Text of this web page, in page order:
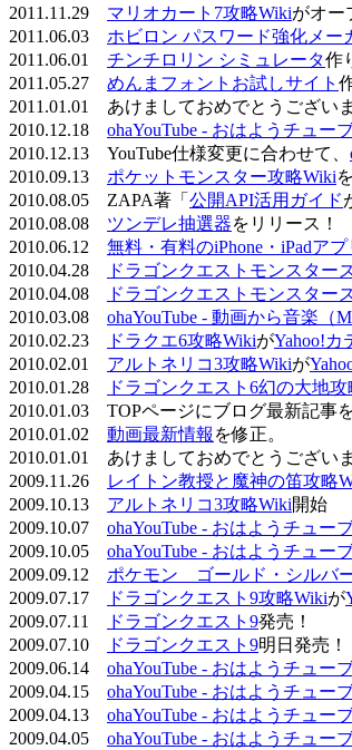
2011.11.29 マリオカート7攻略Wikiがオー
2011.06.03 ホビロン パスワード強化メー
2011.06.01 チンチロリン シミュレータ作
2011.05.27 めんまフォントお試しサイト
2011.01.01 あけましておめでとうござい
2010.12.18 ohaYouTube - おはようチュー
2010.12.13 YouTube仕様変更に合わせて、
2010.09.13 ポケットモンスター攻略Wiki
2010.08.05 ZAPA著「 公開API活用ガイド
2010.08.08 ツンデレ抽選器をリリース！
2010.06.12 無料・有料のiPhone・iPadア
2010.04.28
ドラゴンクエストモンスター
2010.04.08
ドラゴンクエストモンスター
2010.03.08 ohaYouTube - 動画から音楽（
2010.02.23
ドラクエ6攻略WikiがYahoo!カ
2010.02.01 アルトネリコ3攻略Wikiが
2010.01.28
ドラゴンクエスト6幻の大地攻
2010.01.03 TOPページにブログ最新記事を
2010.01.02 動画最新情報 を修正。
2010.01.01 あけましておめでとうござい
2009.11.26
レイトン教授と魔神の笛攻略
2009.10.13 アルトネリコ3攻略Wiki開始
2009.10.07 ohaYouTube - おはようチュー
2009.10.05 ohaYouTube - おはようチュー
2009.09.12 ポケモン ゴールド・シルバ
2009.07.17
ドラゴンクエスト9攻略Wikiが
2009.07.11
ドラゴンクエスト9発売！
2009.07.10
ドラゴンクエスト9明日発売！
2009.06.14 ohaYouTube - おはようチュー
2009.04.15 ohaYouTube - おはようチュー
2009.04.13 ohaYouTube - おはようチュー
2009.04.05 ohaYouTube - おはようチュー